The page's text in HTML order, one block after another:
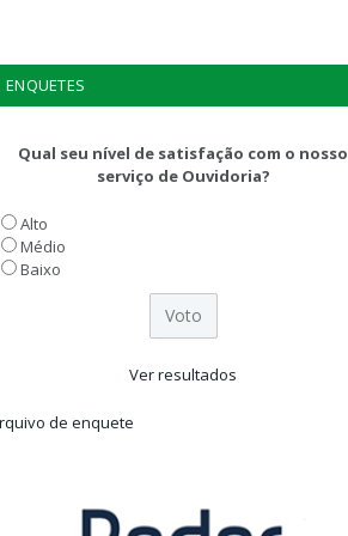
ENQUETES
Qual seu nível de satisfação com o nosso
serviço de Ouvidoria?
Alto
Médio
Baixo
Ver resultados
de enquete